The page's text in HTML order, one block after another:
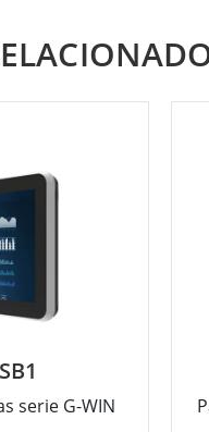
serie G-WIN